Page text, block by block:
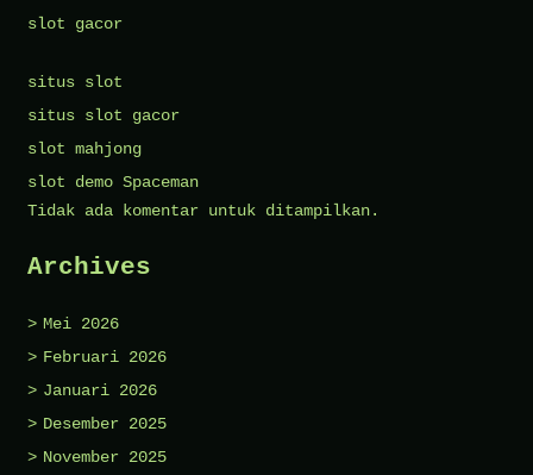
slot gacor
situs slot
situs slot gacor
slot mahjong
slot demo Spaceman
Tidak ada komentar untuk ditampilkan.
Archives
Mei 2026
Februari 2026
Januari 2026
Desember 2025
November 2025